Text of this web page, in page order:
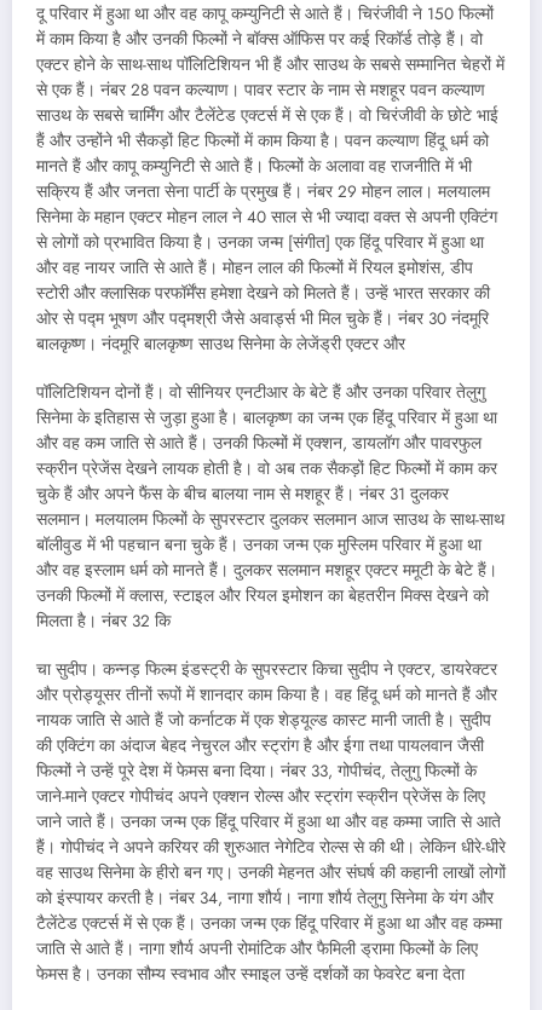
दू परिवार में हुआ था और वह कापू कम्युनिटी से आते हैं। चिरंजीवी ने 150 फिल्मों
में काम किया है और उनकी फिल्मों ने बॉक्स ऑफिस पर कई रिकॉर्ड तोड़े हैं। वो
एक्टर होने के साथ-साथ पॉलिटिशियन भी हैं और साउथ के सबसे सम्मानित चेहरों में
से एक हैं। नंबर 28 पवन कल्याण। पावर स्टार के नाम से मशहूर पवन कल्याण
साउथ के सबसे चार्मिंग और टैलेंटेड एक्टर्स में से एक हैं। वो चिरंजीवी के छोटे भाई
हैं और उन्होंने भी सैकड़ों हिट फिल्मों में काम किया है। पवन कल्याण हिंदू धर्म को
मानते हैं और कापू कम्युनिटी से आते हैं। फिल्मों के अलावा वह राजनीति में भी
सक्रिय हैं और जनता सेना पार्टी के प्रमुख हैं। नंबर 29 मोहन लाल। मलयालम
सिनेमा के महान एक्टर मोहन लाल ने 40 साल से भी ज्यादा वक्त से अपनी एक्टिंग
से लोगों को प्रभावित किया है। उनका जन्म [संगीत] एक हिंदू परिवार में हुआ था
और वह नायर जाति से आते हैं। मोहन लाल की फिल्मों में रियल इमोशंस, डीप
स्टोरी और क्लासिक परफॉर्मेंस हमेशा देखने को मिलते हैं। उन्हें भारत सरकार की
ओर से पद्म भूषण और पद्मश्री जैसे अवार्ड्स भी मिल चुके हैं। नंबर 30 नंदमूरि
बालकृष्ण। नंदमूरि बालकृष्ण साउथ सिनेमा के लेजेंड्री एक्टर और
पॉलिटिशियन दोनों हैं। वो सीनियर एनटीआर के बेटे हैं और उनका परिवार तेलुगु
सिनेमा के इतिहास से जुड़ा हुआ है। बालकृष्ण का जन्म एक हिंदू परिवार में हुआ था
और वह कम जाति से आते हैं। उनकी फिल्मों में एक्शन, डायलॉग और पावरफुल
स्क्रीन प्रेजेंस देखने लायक होती है। वो अब तक सैकड़ों हिट फिल्मों में काम कर
चुके हैं और अपने फैंस के बीच बालया नाम से मशहूर हैं। नंबर 31 दुलकर
सलमान। मलयालम फिल्मों के सुपरस्टार दुलकर सलमान आज साउथ के साथ-साथ
बॉलीवुड में भी पहचान बना चुके हैं। उनका जन्म एक मुस्लिम परिवार में हुआ था
और वह इस्लाम धर्म को मानते हैं। दुलकर सलमान मशहूर एक्टर ममूटी के बेटे हैं।
उनकी फिल्मों में क्लास, स्टाइल और रियल इमोशन का बेहतरीन मिक्स देखने को
मिलता है। नंबर 32 कि
चा सुदीप। कन्नड़ फिल्म इंडस्ट्री के सुपरस्टार किचा सुदीप ने एक्टर, डायरेक्टर
और प्रोड्यूसर तीनों रूपों में शानदार काम किया है। वह हिंदू धर्म को मानते हैं और
नायक जाति से आते हैं जो कर्नाटक में एक शेड्यूल्ड कास्ट मानी जाती है। सुदीप
की एक्टिंग का अंदाज बेहद नेचुरल और स्ट्रांग है और ईगा तथा पायलवान जैसी
फिल्मों ने उन्हें पूरे देश में फेमस बना दिया। नंबर 33, गोपीचंद, तेलुगु फिल्मों के
जाने-माने एक्टर गोपीचंद अपने एक्शन रोल्स और स्ट्रांग स्क्रीन प्रेजेंस के लिए
जाने जाते हैं। उनका जन्म एक हिंदू परिवार में हुआ था और वह कम्मा जाति से आते
हैं। गोपीचंद ने अपने करियर की शुरुआत नेगेटिव रोल्स से की थी। लेकिन धीरे-धीरे
वह साउथ सिनेमा के हीरो बन गए। उनकी मेहनत और संघर्ष की कहानी लाखों लोगों
को इंस्पायर करती है। नंबर 34, नागा शौर्य। नागा शौर्य तेलुगु सिनेमा के यंग और
टैलेंटेड एक्टर्स में से एक हैं। उनका जन्म एक हिंदू परिवार में हुआ था और वह कम्मा
जाति से आते हैं। नागा शौर्य अपनी रोमांटिक और फैमिली ड्रामा फिल्मों के लिए
फेमस है। उनका सौम्य स्वभाव और स्माइल उन्हें दर्शकों का फेवरेट बना देता